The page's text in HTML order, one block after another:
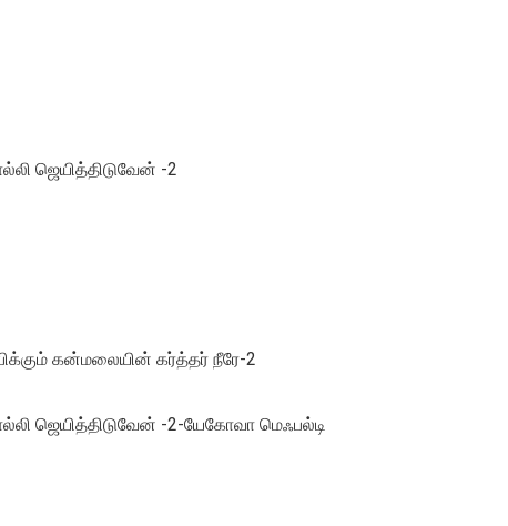
ஜெயித்திடுவேன் -2
கன்மலையின் கர்த்தர் நீரே-2
ஜெயித்திடுவேன் -2-யேகோவா மெஃபல்டி